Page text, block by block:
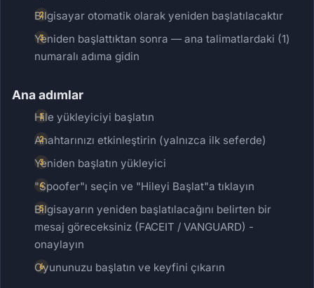
Bilgisayar otomatik olarak yeniden başlatılacaktır
Yeniden başlattıktan sonra — ana talimatlardaki (1)
numaralı adıma gidin
Ana adımlar
Hile yükleyiciyi başlatın
Anahtarınızı etkinleştirin (yalnızca ilk seferde)
Yeniden başlatın yükleyici
"Spoofer"ı seçin ve "Hileyi Başlat"a tıklayın
Bilgisayarın yeniden başlatılacağını belirten bir
mesaj göreceksiniz (FACEIT / VANGUARD) -
onaylayın
Oyununuzu başlatın ve keyfini çıkarın